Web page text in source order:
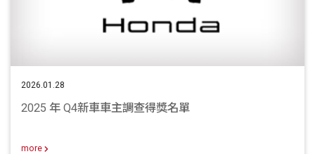
2026.01.28
2025 年 Q4新車車主調查得獎名單
more